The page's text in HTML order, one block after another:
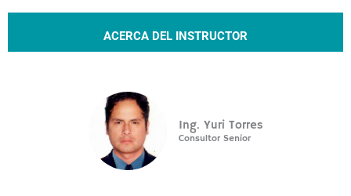
ACERCA DEL INSTRUCTOR
Ing. Yuri Torres
Consultor Senior